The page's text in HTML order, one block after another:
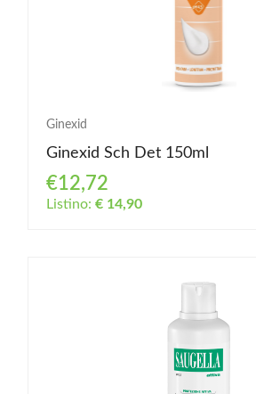
Ginexid
Ginexid Sch Det 150ml
€12,72
Listino: € 14,90